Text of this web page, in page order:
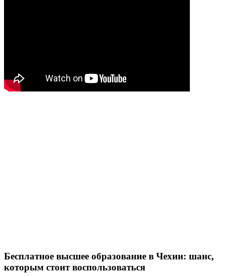
Бесплатное высшее образование в Чехии: шанс,
которым стоит воспользоваться